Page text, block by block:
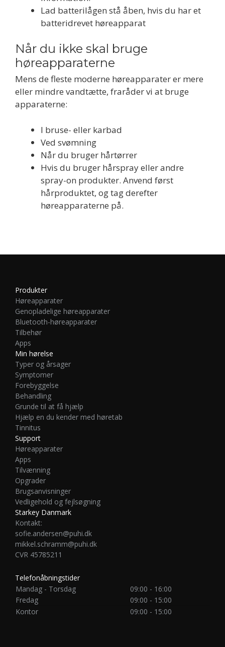
Lad batterilågen stå åben, hvis du har et
batteridrevet høreapparat
Når du ikke skal bruge
høreapparaterne
Mens de fleste moderne høreapparater er mere
eller mindre vandtætte, fraråder vi at bruge
apparaterne:
I bruse- eller karbad
Ved svømning
Når du bruger hårtørrer
Hvis du bruger hårspray eller andre
spray-on produkter. Anvend først
hårproduktet, og tag derefter
høreapparaterne på.
Produkter
Høreapparater
Genopladelige høreapparater
Bluetooth-høreapparater
Tilbehør
Apps
Min hørelse
Typer og årsager
Symptomer
Forebyggelse
Behandling
Grunde til at få hjælp
Hjælp en du kender med høretab
Tinnitus
Support
Høreapparater
Apps
Tilvænning
Opgrader
Brugsanvisninger
Vedligehold og fejlsøgning
Starkey Danmark
Kontakt:
sofie.andersen@puhi.dk
mikkel.schramm@puhi.dk
CVR 45785211
Telefonåbningstider
Mandag - Torsdag
09:00 - 16:00
Fredag
09:00 - 15:00
Kontor
09:00 - 15:00